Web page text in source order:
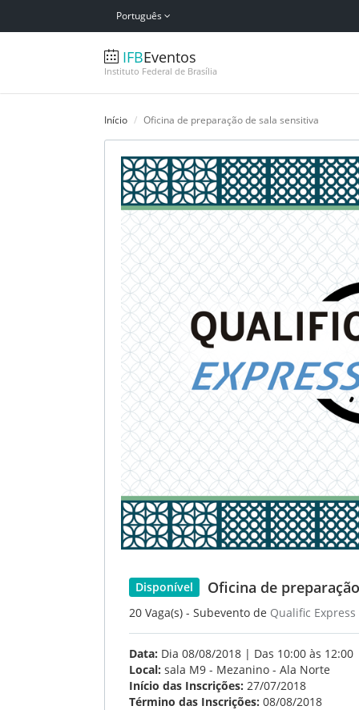
Português
IFBEventos
Instituto Federal de Brasília
Início Oficina de preparação de sala sensitiva
Disponível Oficina de
20 Vaga(s) - Subevento de Qualific Express
Data: Dia 08/08/2018 | Das 10:00 às 12:00
Local: sala M9 - Mezanino - Ala Norte
Início das Inscrições: 27/07/2018
Término das Inscrições: 08/08/2018